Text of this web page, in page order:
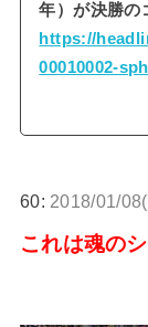
年）が決勝の
https://
00010002-
60: 2018/01/
これは魂の